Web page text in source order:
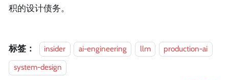
积的设计债务。
标签： insider ai-engineering llm
production-ai
system-design